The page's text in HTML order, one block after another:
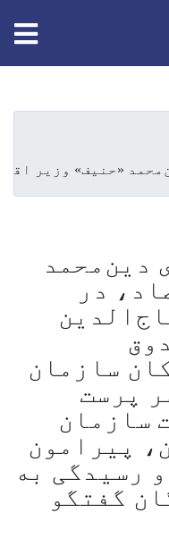
«حنیف» وزیر
دین‌محمد
در
سازمان
پرست
سازمان
پیرامون
رسیدگی به
گفتگو